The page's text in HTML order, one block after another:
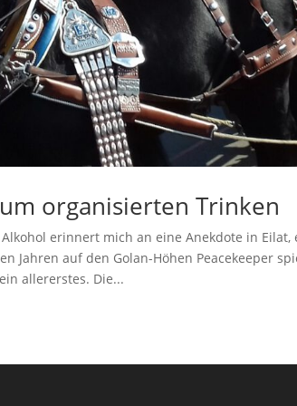
organisierten Trinken
erinnert mich an eine Anekdote in
Jahren auf den Golan-Höhen Peacekeeper
allererstes. Die...